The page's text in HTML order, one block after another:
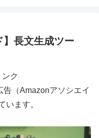
】長文生成ツー
ク
（Amazonアソシエイ
います。